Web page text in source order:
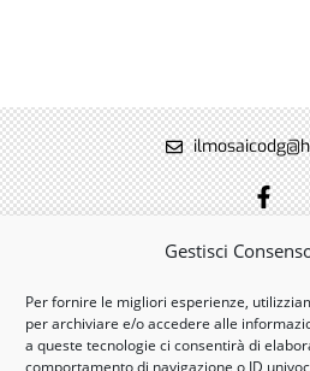
Gestisci
Per fornire le migliori esperienze,
per archiviare e/o accedere alle
a queste tecnologie ci consentirà di
comportamento di navigazione o ID
© Copyright 2019 | Il